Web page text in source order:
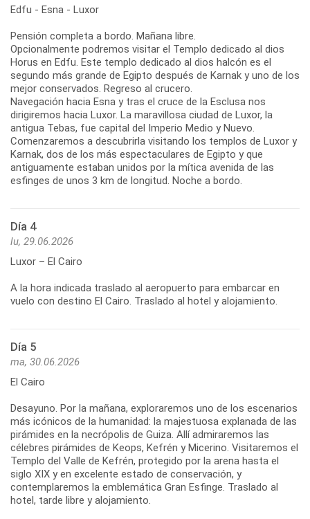
Edfu - Esna - Luxor
Pensión completa a bordo. Mañana libre.
Opcionalmente podremos visitar el Templo dedicado al dios
Horus en Edfu. Este templo dedicado al dios halcón es el
segundo más grande de Egipto después de Karnak y uno de los
mejor conservados. Regreso al crucero.
Navegación hacia Esna y tras el cruce de la Esclusa nos
dirigiremos hacia Luxor. La maravillosa ciudad de Luxor, la
antigua Tebas, fue capital del Imperio Medio y Nuevo.
Comenzaremos a descubrirla visitando los templos de Luxor y
Karnak, dos de los más espectaculares de Egipto y que
antiguamente estaban unidos por la mítica avenida de las
esfinges de unos 3 km de longitud. Noche a bordo.
Día 4
lu, 29.06.2026
Luxor – El Cairo
A la hora indicada traslado al aeropuerto para embarcar en
vuelo con destino El Cairo. Traslado al hotel y alojamiento.
Día 5
ma, 30.06.2026
El Cairo
Desayuno. Por la mañana, exploraremos uno de los escenarios
más icónicos de la humanidad: la majestuosa explanada de las
pirámides en la necrópolis de Guiza. Allí admiraremos las
célebres pirámides de Keops, Kefrén y Micerino. Visitaremos el
Templo del Valle de Kefrén, protegido por la arena hasta el
siglo XIX y en excelente estado de conservación, y
contemplaremos la emblemática Gran Esfinge. Traslado al
hotel, tarde libre y alojamiento.